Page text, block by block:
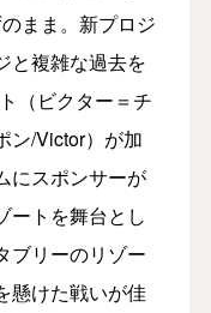
まま。新プロジ
と複雑な過去を
（ビクター＝チ
ン/Victor）が加
にスポンサーが
ートを舞台とし
ブリーのリゾー
懸けた戦いが佳